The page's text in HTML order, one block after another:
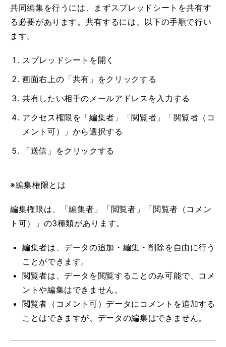
共同編集を行うには、まずスプレッドシートを共有す
る必要があります。共有するには、以下の手順で行い
ます。
スプレッドシートを開く
画面右上の「共有」をクリックする
共有したい相手のメールアドレスを入力する
アクセス権限を「編集者」「閲覧者」「閲覧者（コ
メント可）」から選択する
「送信」をクリックする
※編集権限とは
編集権限は、「編集者」「閲覧者」「閲覧者（コメン
ト可）」の3種類があります。
編集者は、データの追加・編集・削除を自由に行う
ことができます。
閲覧者は、データを閲覧することのみ可能で、コメ
ントや編集はできません。
閲覧者（コメント可）データにコメントを追加する
ことはできますが、データの編集はできません。